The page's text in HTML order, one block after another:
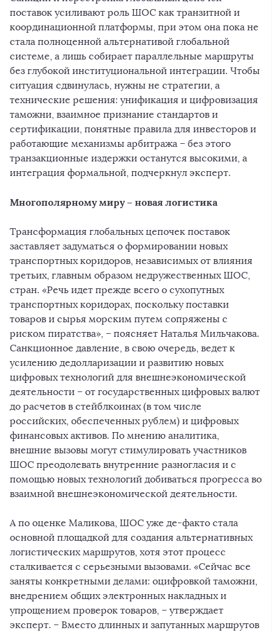
поставок усиливают роль ШОС как транзитной и
координационной платформы, при этом она пока не
стала полноценной альтернативой глобальной
системе, а лишь собирает параллельные маршруты
без глубокой институциональной интеграции. Чтобы
ситуация сдвинулась, нужны не стратегии, а
технические решения: унификация и цифровизация
таможни, взаимное признание стандартов и
сертификации, понятные правила для инвесторов и
работающие механизмы арбитража – без этого
транзакционные издержки останутся высокими, а
интеграция формальной, подчеркнул эксперт.
Многополярному миру – новая логистика
Трансформация глобальных цепочек поставок
заставляет задуматься о формировании новых
транспортных коридоров, независимых от влияния
третьих, главным образом недружественных ШОС,
стран. «Речь идет прежде всего о сухопутных
транспортных коридорах, поскольку поставки
товаров и сырья морским путем сопряжены с
риском пиратства», – поясняет Наталья Мильчакова.
Санкционное давление, в свою очередь, ведет к
усилению дедолларизации и развитию новых
цифровых технологий для внешнеэкономической
деятельности – от государственных цифровых валют
до расчетов в стейблкоинах (в том числе
российских, обеспеченных рублем) и цифровых
финансовых активов. По мнению аналитика,
внешние вызовы могут стимулировать участников
ШОС преодолевать внутренние разногласия и с
помощью новых технологий добиваться прогресса во
взаимной внешнеэкономической деятельности.
А по оценке Маликова, ШОС уже де-факто стала
основной площадкой для создания альтернативных
логистических маршрутов, хотя этот процесс
сталкивается с серьезными вызовами. «Сейчас все
заняты конкретными делами: оцифровкой таможни,
внедрением общих электронных накладных и
упрощением проверок товаров, – утверждает
эксперт. – Вместо длинных и запутанных маршрутов